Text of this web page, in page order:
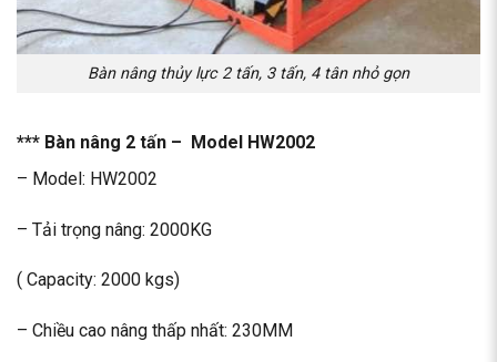
Bàn nâng thủy lực 2 tấn, 3 tấn, 4 tân nhỏ gọn
*** Bàn nâng 2 tấn – Model HW2002
– Model: HW2002
– Tải trọng nâng: 2000KG
( Capacity: 2000 kgs)
– Chiều cao nâng thấp nhất: 230MM